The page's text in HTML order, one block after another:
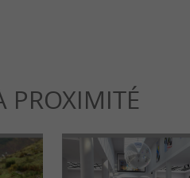
PROXIMITÉ